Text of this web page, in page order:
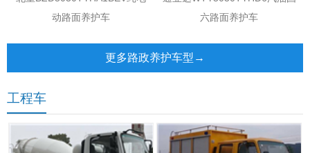
动路面养护车
六路面养护车
更多路政养护车型→
工程车